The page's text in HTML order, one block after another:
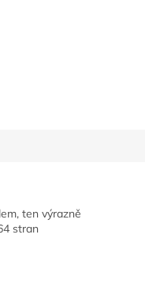
ten výrazně
stran